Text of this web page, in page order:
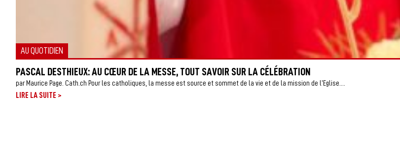
AU QUOTIDIEN
PASCAL DESTHIEUX: AU CŒUR DE LA MESSE, TOUT SAVOIR SUR LA CÉLÉBRATION
par Maurice Page. Cath.ch Pour les catholiques, la messe est source et sommet de la vie et de la mission de l’Eglise....
>